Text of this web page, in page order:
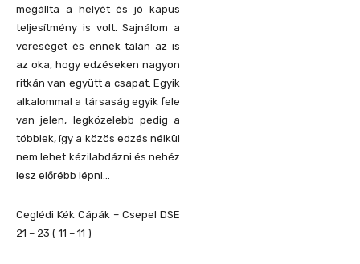
megállta a helyét és jó kapus
teljesítmény is volt. Sajnálom a
vereséget és ennek talán az is
az oka, hogy edzéseken nagyon
ritkán van együtt a csapat. Egyik
alkalommal a társaság egyik fele
van jelen, legközelebb pedig a
többiek, így a közös edzés nélkül
nem lehet kézilabdázni és nehéz
lesz előrébb lépni…
Ceglédi Kék Cápák – Csepel DSE
21 – 23 ( 11 – 11 )